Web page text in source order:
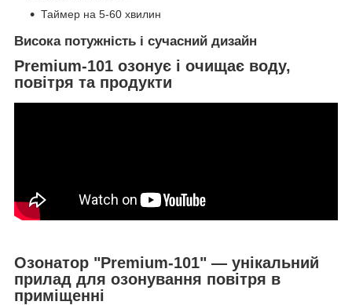
Premium-101 озонує і очищає воду,
повітря та продукти
Висока потужність і сучасний дизайн
Таймер на 5-60 хвилин
Озонатор "Premium-101" ― унікальний
прилад для озонування повітря в
приміщенні